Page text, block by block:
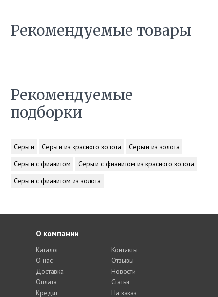
Рекомендуемые товары
Рекомендуемые
подборки
Серьги Серьги из красного золота
Серьги из золота
Серьги с фианитом
Серьги с фианитом из красного золота
Серьги с фианитом из золота
О компании
Каталог
О нас
Доставка
Оплата
Кредит
Контакты
Отзывы
Новости
Статьи
На заказ